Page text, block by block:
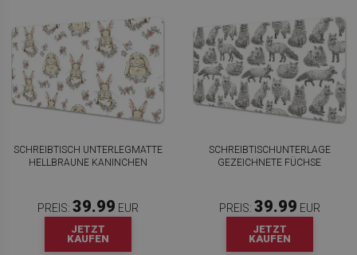
SCHREIBTISCH UNTERLEGMATTE
HELLBRAUNE KANINCHEN
PREIS: 39.99 EUR
JETZT
KAUFEN
SCHREIBTISCHUNTERLAGE
GEZEICHNETE FÜCHSE
PREIS: 39.99 EUR
JETZT
KAUFEN